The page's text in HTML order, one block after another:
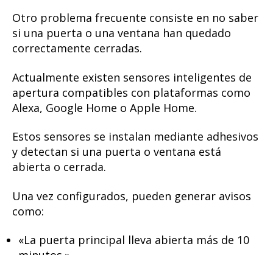
Otro problema frecuente consiste en no saber
si una puerta o una ventana han quedado
correctamente cerradas.
Actualmente existen sensores inteligentes de
apertura compatibles con plataformas como
Alexa, Google Home o Apple Home.
Estos sensores se instalan mediante adhesivos
y detectan si una puerta o ventana está
abierta o cerrada.
Una vez configurados, pueden generar avisos
como:
«La puerta principal lleva abierta más de 10